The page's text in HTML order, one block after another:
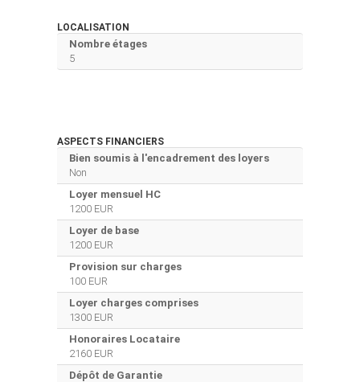
LOCALISATION
Nombre étages
5
ASPECTS FINANCIERS
Bien soumis à l'encadrement des loyers
Non
Loyer mensuel HC
1200 EUR
Loyer de base
1200 EUR
Provision sur charges
100 EUR
Loyer charges comprises
1300 EUR
Honoraires Locataire
2160 EUR
Dépôt de Garantie